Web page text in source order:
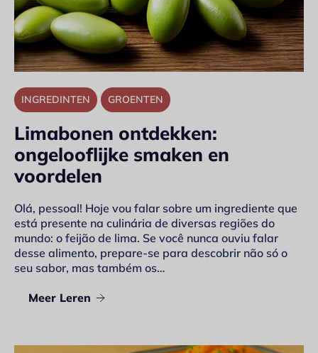
INGREDINTEN GROENTEN
Limabonen ontdekken:
ongelooflijke smaken en
voordelen
Olá, pessoal! Hoje vou falar sobre um ingrediente que
está presente na culinária de diversas regiões do
mundo: o feijão de lima. Se você nunca ouviu falar
desse alimento, prepare-se para descobrir não só o
seu sabor, mas também os…
Meer Leren